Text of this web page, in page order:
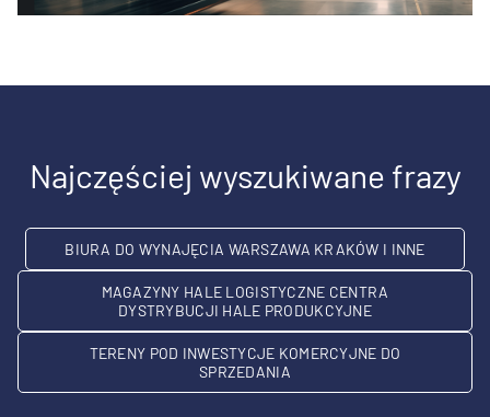
Najczęściej wyszukiwane frazy
BIURA DO WYNAJĘCIA WARSZAWA KRAKÓW I INNE
MAGAZYNY HALE LOGISTYCZNE CENTRA
DYSTRYBUCJI HALE PRODUKCYJNE
TERENY POD INWESTYCJE KOMERCYJNE DO
SPRZEDANIA